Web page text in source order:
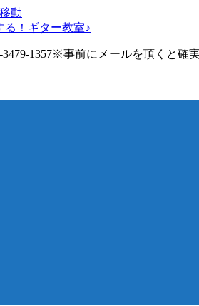
動
3479-1357※事前にメールを頂くと確